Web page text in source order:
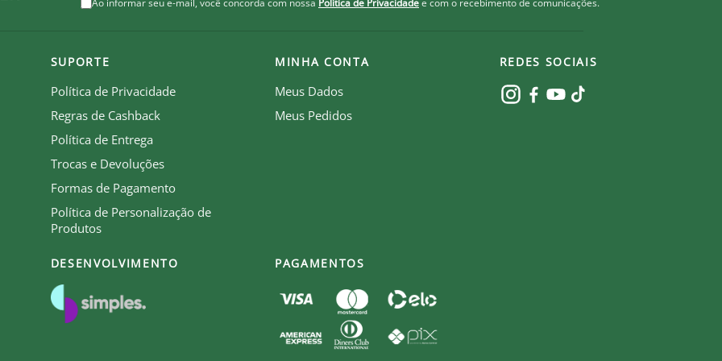
recebe royalties com a venda de cada produto.
SUPORTE
Política de Privacidade
Regras de Cashback
Política de Entrega
Trocas e Devoluções
Formas de Pagamento
Política de Personalização de
Produtos
MINHA CONTA
Meus Dados
Meus Pedidos
REDES SOCIAIS
DESENVOLVIMENTO PAGAMENTOS